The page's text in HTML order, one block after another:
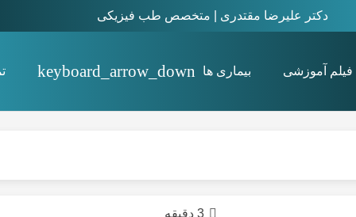
دکتر علیرضا مقتدری | متخصص طب فیزیکی
فیلم آموزشی بیماری ها
3 دقیقه